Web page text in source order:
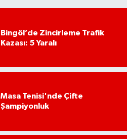
Bingöl’de Zincirleme Trafik
Kazası: 5 Yaralı
Masa Tenisi'nde Çifte
Şampiyonluk